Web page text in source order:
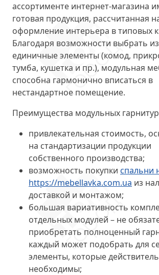
ассортименте интернет-магазина
готовая продукция, рассчитанная
оформление интерьера в типовых
Благодаря возможности выбрать из
единичные элементы (комод,
тумба, кушетка и пр.), модульная
способна гармонично вписаться в
нестандартное помещение.
Преимущества модульных
привлекательная стоимость,
на стандартизации продукции
собственного производства;
возможность покупки спальни
https://mebellavka.com.ua из
доставкой и монтажом;
большая вариативность
отдельных модулей – не
приобретать полноценный
каждый может подобрать для
элементы, которые
необходимы;